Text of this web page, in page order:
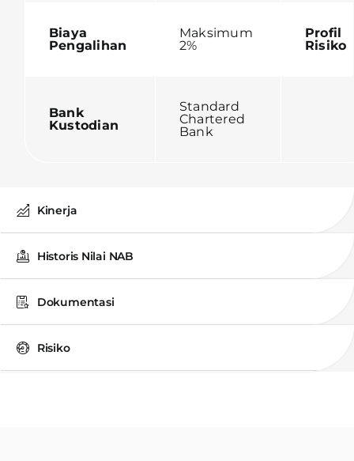
Biaya
Pengalihan
Maksimum
2%
Profil
Risiko
Bank
Kustodian
Standard
Chartered
Bank
Kinerja
Historis Nilai NAB
Dokumentasi
Risiko